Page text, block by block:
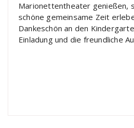
Marionettentheater genießen,
schöne gemeinsame Zeit
Dankeschön an den
Einladung und die freundliche